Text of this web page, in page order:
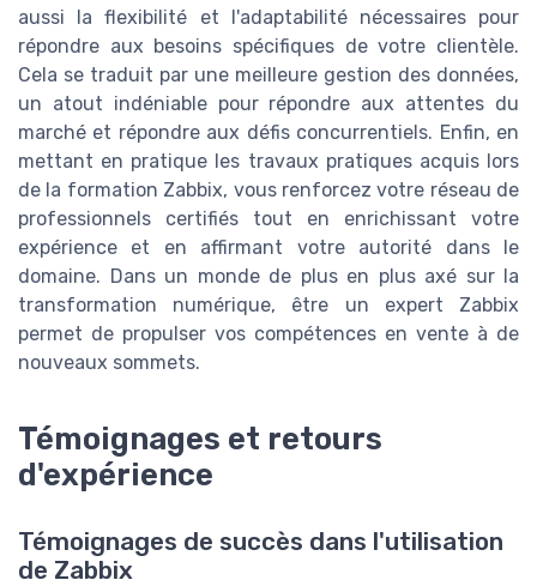
aussi la flexibilité et l'adaptabilité nécessaires pour
répondre aux besoins spécifiques de votre clientèle.
Cela se traduit par une meilleure gestion des données,
un atout indéniable pour répondre aux attentes du
marché et répondre aux défis concurrentiels. Enfin, en
mettant en pratique les travaux pratiques acquis lors
de la formation Zabbix, vous renforcez votre réseau de
professionnels certifiés tout en enrichissant votre
expérience et en affirmant votre autorité dans le
domaine. Dans un monde de plus en plus axé sur la
transformation numérique, être un expert Zabbix
permet de propulser vos compétences en vente à de
nouveaux sommets.
Témoignages et retours
d'expérience
Témoignages de succès dans l'utilisation
de Zabbix